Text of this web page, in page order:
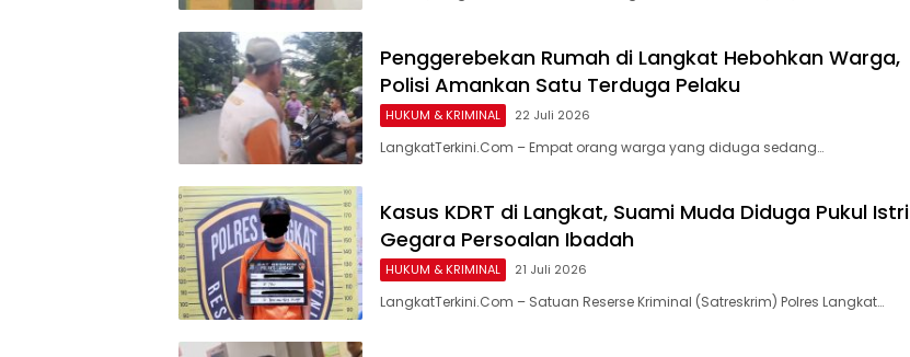
Penggerebekan Rumah di Langkat Hebohkan Warga,
Polisi Amankan Satu Terduga Pelaku
HUKUM & KRIMINAL 22 Juli 2026
LangkatTerkini.Com – Empat orang warga yang diduga sedang…
Kasus KDRT di Langkat, Suami Muda Diduga Pukul Istri
Gegara Persoalan Ibadah
HUKUM & KRIMINAL 21 Juli 2026
LangkatTerkini.Com – Satuan Reserse Kriminal (Satreskrim) Polres Langkat…